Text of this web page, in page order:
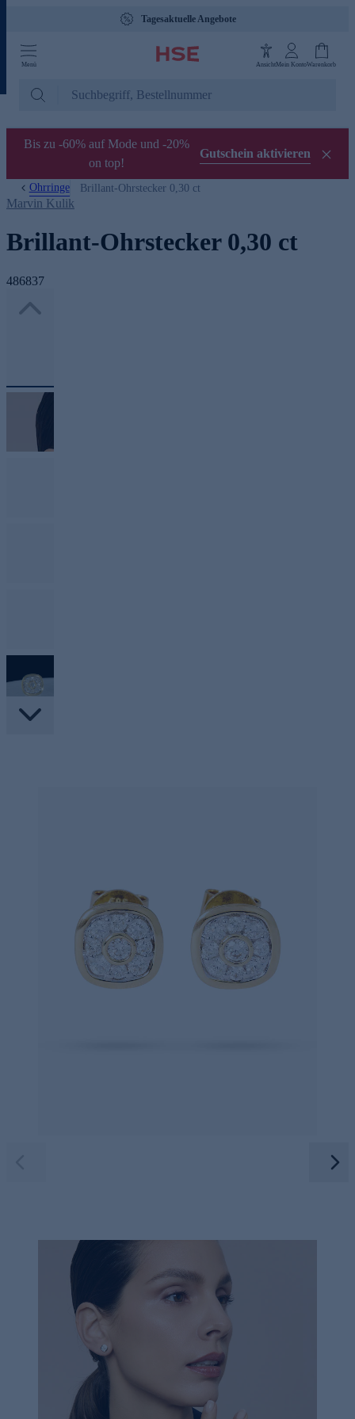
Gebührenfreie Hotline 0800 29 88 88
Menü AnsichtMein KontoWarenkorb
Bis zu -60% auf Mode und -20%
on top!
Gutschein aktivieren
Ohrringe Brillant-Ohrstecker 0,30 ct
Marvin Kulik
Brillant-Ohrstecker 0,30 ct
486837